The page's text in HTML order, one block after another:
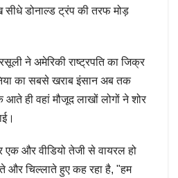
सीधे डोनाल्ड ट्रंप की तरफ मोड़
ने अमेरिकी राष्ट्रपति का जिक्र
का सबसे खराब इंसान अब तक
ही वहां मौजूद लाखों लोगों ने शोर
एक और वीडियो तेजी से वायरल हो
और चिल्लाते हुए कह रहा है, "हम